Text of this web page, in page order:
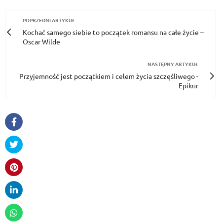
POPRZEDNI ARTYKUŁ
Kochać samego siebie to początek romansu na całe życie –
Oscar Wilde
NASTĘPNY ARTYKUŁ
Przyjemność jest początkiem i celem życia szczęśliwego -
Epikur